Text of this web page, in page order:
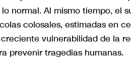
normal. Al mismo tiempo, el
colosales, estimadas en
vulnerabilidad de la
prevenir tragedias humanas.